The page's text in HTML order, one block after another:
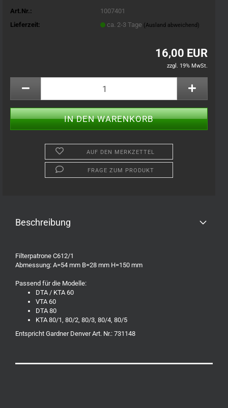
Art.Nr.:
1007401
Lieferzeit:
ca. 2-3 Tage (Ausland abweichend)
16,00 EUR
zzgl. 19% MwSt.
AUF DEN MERKZETTEL
FRAGE ZUM PRODUKT
Beschreibung
Filterpatrone C612/1
Abmessung: A=54 mm B=28 mm H=150 mm
Passend für die Modelle:
DTA / KTA 60
VTA 60
DTA 80
KTA 80/1, 80/2, 80/3, 80/4, 80/5
Entspricht Gardner Denver Art. Nr.: 731148